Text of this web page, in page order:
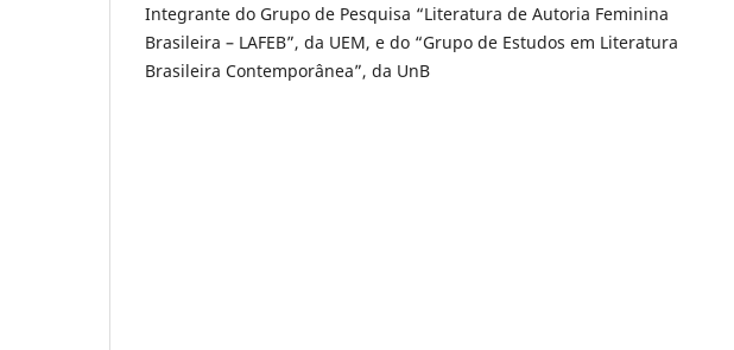
Integrante do Grupo de Pesquisa “Literatura de Autoria Feminina
Brasileira – LAFEB”, da UEM, e do “Grupo de Estudos em Literatura
Brasileira Contemporânea”, da UnB